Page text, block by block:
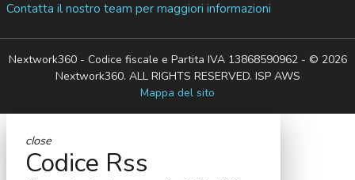
Contatta il nostro team per maggiori informazioni
Nextwork360 - Codice fiscale e Partita IVA 13868590962 - © 2026
Nextwork360. ALL RIGHTS RESERVED. ISP AWS
Mappa del sito
close
Codice Rss